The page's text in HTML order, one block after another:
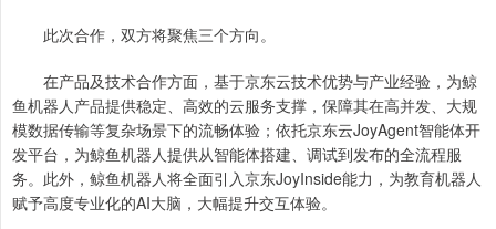
此次合作，双方将聚焦三个方向。
在产品及技术合作方面，基于京东云技术优势与产业经验，为鲸
鱼机器人产品提供稳定、高效的云服务支撑，保障其在高并发、大规
模数据传输等复杂场景下的流畅体验；依托京东云JoyAgent智能体开
发平台，为鲸鱼机器人提供从智能体搭建、调试到发布的全流程服
务。此外，鲸鱼机器人将全面引入京东JoyInside能力，为教育机器人
赋予高度专业化的AI大脑，大幅提升交互体验。